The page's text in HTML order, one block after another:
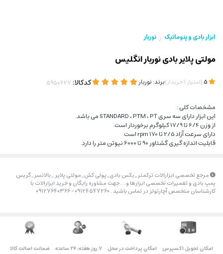
ابزار بادی و پنوماتیک / نوربار
مولتی پلایر بادی نوربار انگلیس
(امتیاز 1خریدار)برند:نوربار کدکالا:
مشخصات کلی :
این ابزار دارای سه سری STANDARD ، PTM ، PT می باشد.
از وزن 6/4 تا 17/9 کیلوگرم برخوردار است.
دارای سرعت آزاد 2/5 تا 170 rpm است.
قابلیت اندازه گیری گشتاور 90 تا 6000 نیوتن متر را دارد.
مرجع تخصصی ابزارالات ترکمتر_بکس بادی_پولی کش_مولتی پلایر _بالانسر_گریس
پمپ بادی و تعمیرات تخصصی ابزارها و….جهت مشاوره رایگان و خرید ابزارالات با
کارشناسان متخصص آچارتولز در تماس باشید . 09124547260 – 09127640366
اﻣﮑﺎن ﺗﺤﻮﯾﻞ اﮐﺴﭙﺮس امکان پرداخت در محل ۷ روز ﻫﻔﺘﻪ، ۲۴ ﺳﺎﻋﺘﻪ ضمانت اصالت کالا